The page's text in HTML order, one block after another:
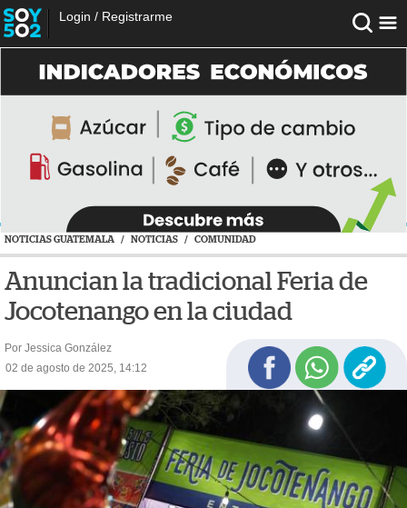
Login / Registrarme
NOTICIAS GUATEMALA / NOTICIAS / COMUNIDAD
Anuncian la tradicional Feria de
Jocotenango en la ciudad
Por Jessica González
02 de agosto de 2025, 14:12